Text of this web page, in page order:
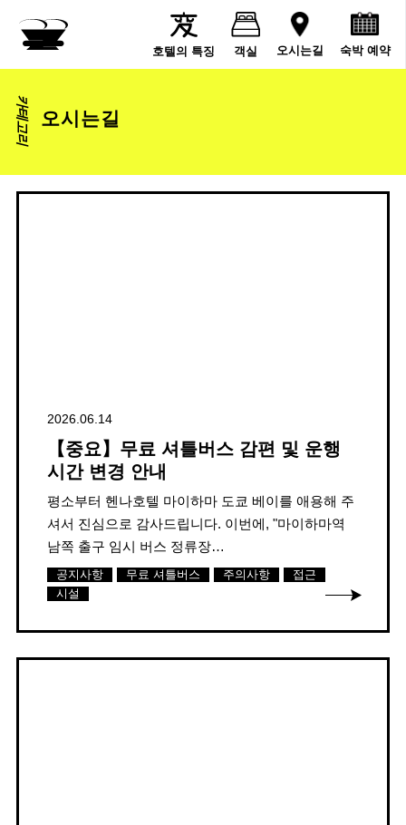
호텔의 특징 객실 오시는길 숙박 예약
카테고리 오시는길
2026.06.14
【중요】무료 셔틀버스 감편 및 운행
시간 변경 안내
평소부터 헨나호텔 마이하마 도쿄 베이를 애용해 주
셔서 진심으로 감사드립니다. 이번에, "마이하마역
남쪽 출구 임시 버스 정류장…
공지사항 무료 셔틀버스 주의사항
접근
시설